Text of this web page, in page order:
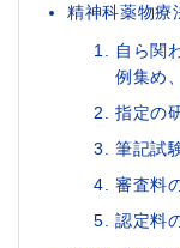
精神科薬物療
自ら関
例集め
指定の
筆記試
審査料
認定料